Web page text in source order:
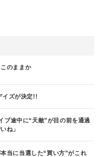
のままか
イズが決定!!
途中に“天敵”が目の前を通過
ね」
当に当選した“買い方”がこれ